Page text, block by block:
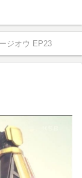
ジオウ EP23